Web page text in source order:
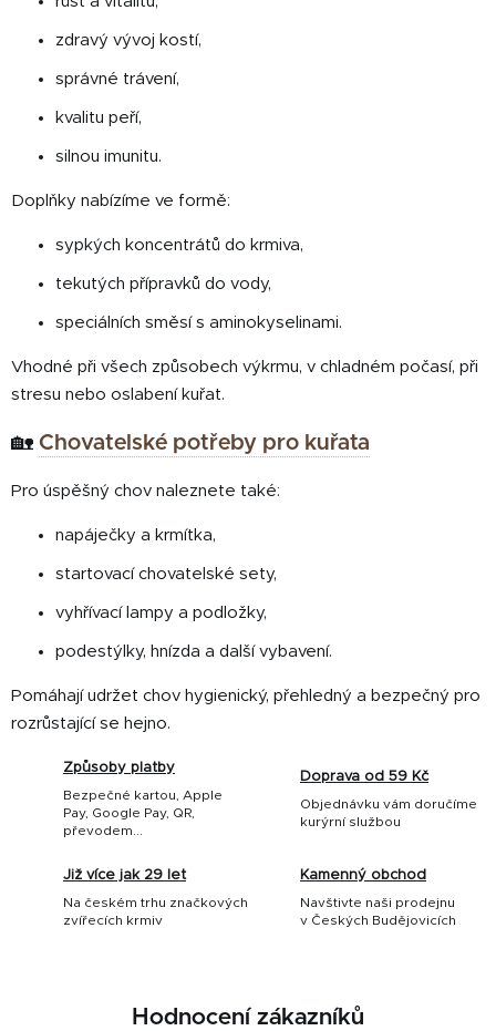
zdravý vývoj kostí,
správné trávení,
kvalitu peří,
silnou imunitu.
Doplňky nabízíme ve formě:
sypkých koncentrátů do krmiva,
tekutých přípravků do vody,
speciálních směsí s aminokyselinami.
Vhodné při všech způsobech výkrmu, v chladném počasí, při
stresu nebo oslabení kuřat.
🏡 Chovatelské potřeby pro kuřata
Pro úspěšný chov naleznete také:
napáječky a krmítka,
startovací chovatelské sety,
vyhřívací lampy a podložky,
podestýlky, hnízda a další vybavení.
Pomáhají udržet chov hygienický, přehledný a bezpečný pro
rozrůstající se hejno.
Způsoby platby
Bezpečné kartou, Apple
Pay, Google Pay, QR,
převodem...
Doprava od 59 Kč
Objednávku vám doručíme
kurýrní službou
Již více jak 29 let
Na českém trhu značkových
zvířecích krmiv
Kamenný obchod
Navštivte naši prodejnu
v Českých Budějovicích
Hodnocení zákazníků